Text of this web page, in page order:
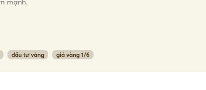
đầu tư vàng giá vàng 1/6